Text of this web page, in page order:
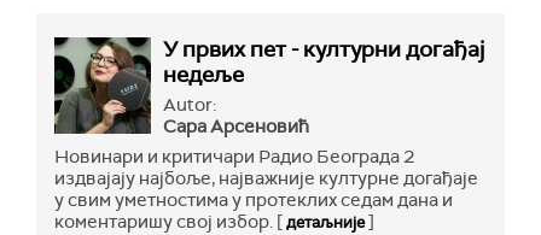
У првих пет - културни догађај
недеље
Autor:
Сара Арсеновић
Новинари и критичари Радио Београда 2
издвајају најбоље, најважније културне догађаје
у свим уметностима у протеклих седам дана и
коментаришу свој избор. [детаљније]